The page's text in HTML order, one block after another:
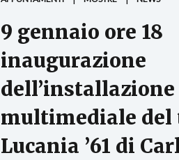
9 gennaio ore 18
inaugurazione
dell’installazione
multimediale del
Lucania ’61 di